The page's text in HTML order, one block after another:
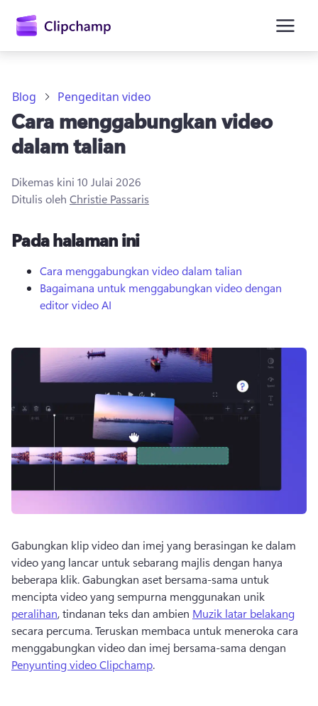
utama
Cuba secara percuma
Blog Pengeditan video
Cara menggabungkan video
dalam talian
Dikemas kini 10 Julai 2026
Ditulis oleh Christie Passaris
Pada halaman ini
Cara menggabungkan video dalam talian
Bagaimana untuk menggabungkan video dengan
editor video AI
Gabungkan klip video dan imej yang berasingan ke dalam
video yang lancar untuk sebarang majlis dengan hanya
beberapa klik. Gabungkan aset bersama-sama untuk
mencipta video yang sempurna menggunakan unik
peralihan, tindanan teks dan ambien Muzik latar belakang
secara percuma. Teruskan membaca untuk meneroka cara
menggabungkan video dan imej bersama-sama dengan
Penyunting video Clipchamp.